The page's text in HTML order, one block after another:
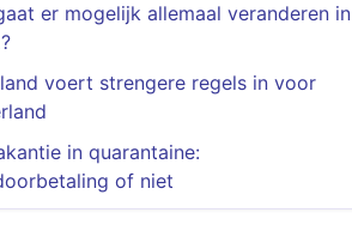
er mogelijk allemaal veranderen in
voert strengere regels in voor
in quarantaine:
of niet